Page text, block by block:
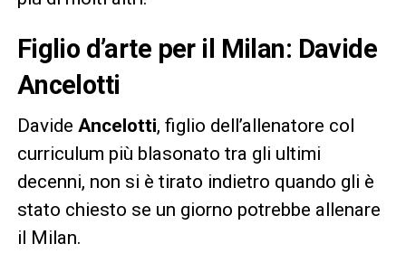
Figlio d’arte per il Milan: Davide
Ancelotti
Davide Ancelotti, figlio dell’allenatore col
curriculum più blasonato tra gli ultimi
decenni, non si è tirato indietro quando gli è
stato chiesto se un giorno potrebbe allenare
il Milan.